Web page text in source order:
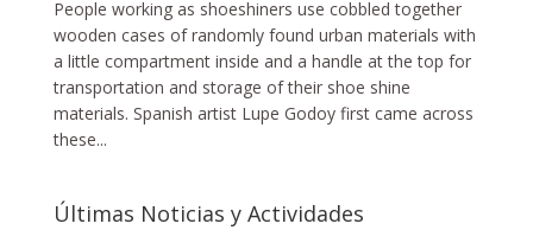
People working as shoeshiners use cobbled together
wooden cases of randomly found urban materials with
a little compartment inside and a handle at the top for
transportation and storage of their shoe shine
materials. Spanish artist Lupe Godoy first came across
these...
Últimas Noticias y Actividades